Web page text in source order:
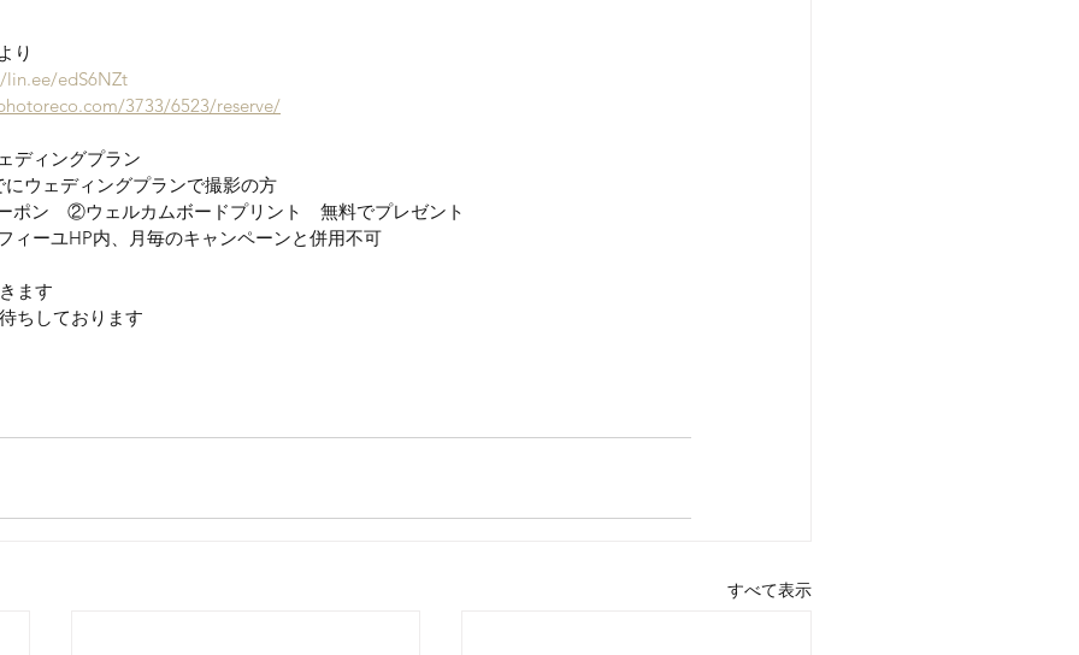
り
edS6NZt
3733/6523/reserve/
ディングプラン
ウェディングプランで撮影の方
ン　②ウェルカムボードプリント　無料でプレゼント
ィーユHP内、月毎のキャンペーンと併用不可
ます
ちしております
すべて表示